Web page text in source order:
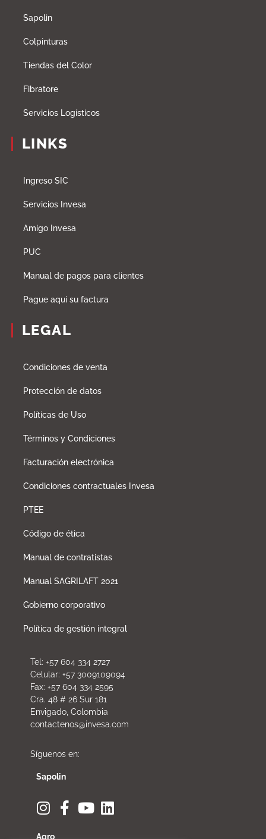
Sapolin
Colpinturas
Tiendas del Color
Fibratore
Servicios Logísticos
LINKS
Ingreso SIC
Servicios Invesa
Amigo Invesa
PUC
Manual de pagos para clientes
Pague aqui su factura
LEGAL
Condiciones de venta
Protección de datos
Políticas de Uso
Términos y Condiciones
Facturación electrónica
Condiciones contractuales Invesa
PTEE
Código de ética
Manual de contratistas
Manual SAGRILAFT 2021
Gobierno corporativo
Política de gestión integral
Tel: +57 604 334 2727
Celular: +57 3009109094
Fax: +57 604 334 2595
Cra. 48 # 26 Sur 181
Envigado, Colombia
contactenos@invesa.com
Síguenos en:
Sapolin
Agro